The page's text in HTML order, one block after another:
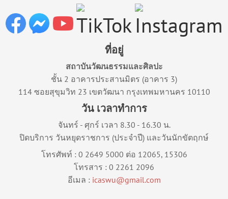
ที่อยู่
สถาบันวัฒนธรรมและศิลปะ
ชั้น 2 อาคารประสานมิตร (อาคาร 3)
114 ซอยสุขุมวิท 23 เขตวัฒนา กรุงเทพมหานคร 10110
วัน เวลาทำการ
จันทร์ - ศุกร์ เวลา 8.30 - 16.30 น.
ปิดบริการ วันหยุดราชการ (ประจำปี) และวันนักขัตฤกษ์
โทรศัพท์ : 0 2649 5000 ต่อ 12065, 15306
โทรสาร : 0 2261 2096
อีเมล : icaswu@gmail.com